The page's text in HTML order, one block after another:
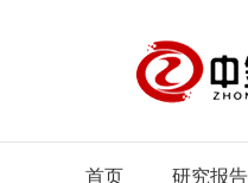
首页 研究报告